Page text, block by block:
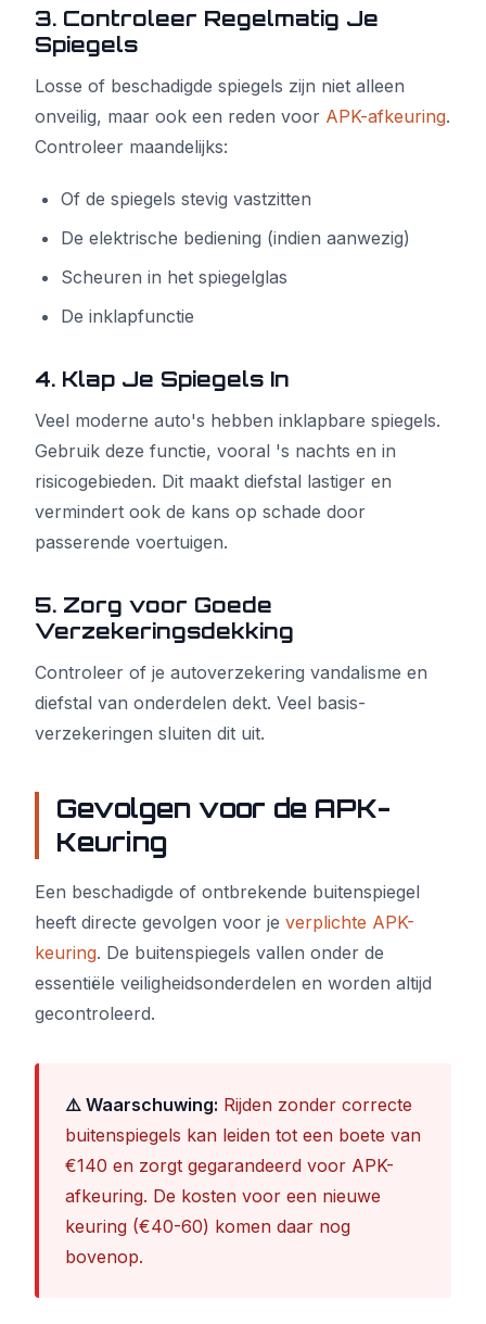
3. Controleer Regelmatig Je
Spiegels
Losse of beschadigde spiegels zijn niet alleen
onveilig, maar ook een reden voor APK-afkeuring.
Controleer maandelijks:
Of de spiegels stevig vastzitten
De elektrische bediening (indien aanwezig)
Scheuren in het spiegelglas
De inklapfunctie
4. Klap Je Spiegels In
Veel moderne auto's hebben inklapbare spiegels.
Gebruik deze functie, vooral 's nachts en in
risicogebieden. Dit maakt diefstal lastiger en
vermindert ook de kans op schade door
passerende voertuigen.
5. Zorg voor Goede
Verzekeringsdekking
Controleer of je autoverzekering vandalisme en
diefstal van onderdelen dekt. Veel basis-
verzekeringen sluiten dit uit.
Gevolgen voor de APK-
Keuring
Een beschadigde of ontbrekende buitenspiegel
heeft directe gevolgen voor je verplichte APK-
keuring. De buitenspiegels vallen onder de
essentiële veiligheidsonderdelen en worden altijd
gecontroleerd.
⚠️ Waarschuwing: Rijden zonder correcte
buitenspiegels kan leiden tot een boete van
€140 en zorgt gegarandeerd voor APK-
afkeuring. De kosten voor een nieuwe
keuring (€40-60) komen daar nog
bovenop.